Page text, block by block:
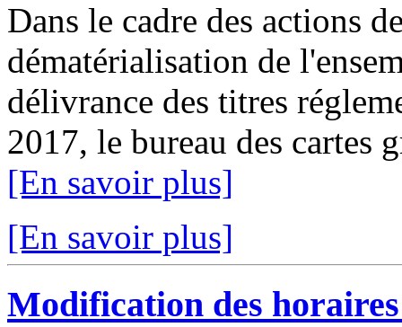
Dans le cadre des actions
dématérialisation de
délivrance des titres
2017, le bureau des cartes
[En savoir plus]
[En savoir plus]
Modification des